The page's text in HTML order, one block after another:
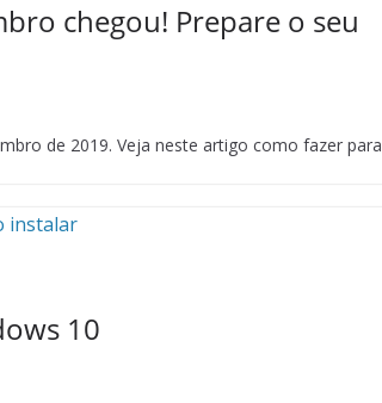
chegou! Prepare o seu
de 2019. Veja neste artigo como fazer para
10